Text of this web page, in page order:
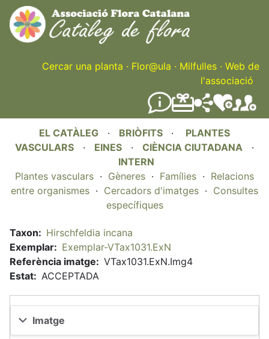
Skip
to
main
content
Cercar una planta · Flor@ula · Milfulles · Web de
l'associació
EL CATÀLEG · BRIÒFITS · PLANTES
VASCULARS · EINES · CIÈNCIA CIUTADANA ·
INTERN
Plantes vasculars · Gèneres · Famílies · Relacions
entre organismes · Cercadors d'imatges · Consultes
específiques
Taxon
Hirschfeldia incana
Exemplar
Exemplar-VTax1031.ExN
Referència imatge
VTax1031.ExN.Img4
Estat
ACCEPTADA
Imatge